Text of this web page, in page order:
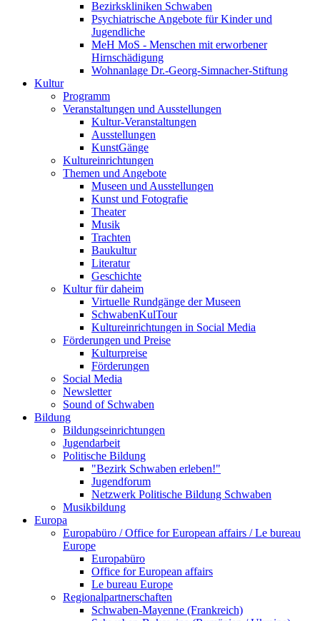
Bezirkskliniken Schwaben
Psychiatrische Angebote für Kinder und
Jugendliche
MeH MoS - Menschen mit erworbener
Hirnschädigung
Wohnanlage Dr.-Georg-Simnacher-Stiftung
Kultur
Programm
Veranstaltungen und Ausstellungen
Kultur-Veranstaltungen
Ausstellungen
KunstGänge
Kultureinrichtungen
Themen und Angebote
Museen und Ausstellungen
Kunst und Fotografie
Theater
Musik
Trachten
Baukultur
Literatur
Geschichte
Kultur für daheim
Virtuelle Rundgänge der Museen
SchwabenKulTour
Kultureinrichtungen in Social Media
Förderungen und Preise
Kulturpreise
Förderungen
Social Media
Newsletter
Sound of Schwaben
Bildung
Bildungseinrichtungen
Jugendarbeit
Politische Bildung
"Bezirk Schwaben erleben!"
Jugendforum
Netzwerk Politische Bildung Schwaben
Musikbildung
Europa
Europabüro / Office for European affairs / Le bureau
Europe
Europabüro
Office for European affairs
Le bureau Europe
Regionalpartnerschaften
Schwaben-Mayenne (Frankreich)